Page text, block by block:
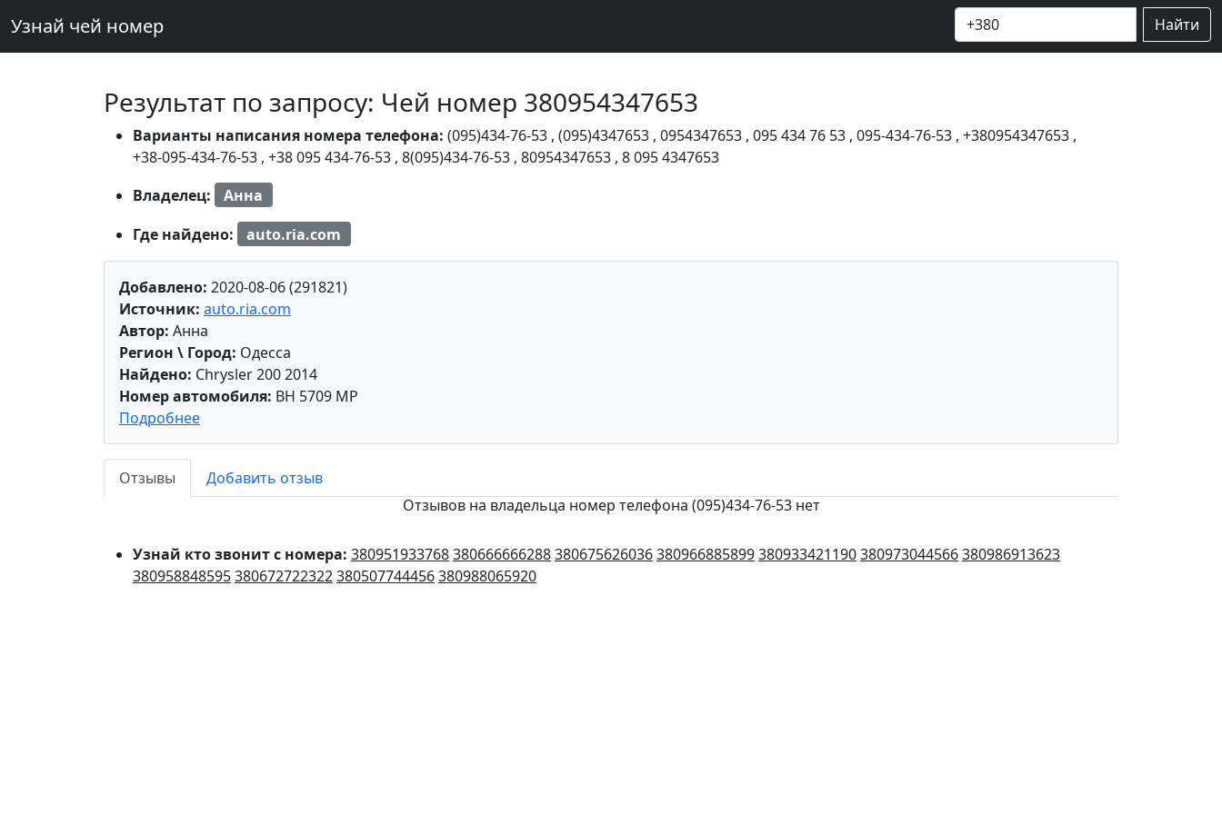
Узнай чей номер Найти
Результат по запросу: Чей номер 380954347653
Варианты написания номера телефона: (095)434-76-53 , (095)4347653 , 0954347653 , 095 434 76 53 , 095-434-76-53 , +380954347653 ,
+38-095-434-76-53 , +38 095 434-76-53 , 8(095)434-76-53 , 80954347653 , 8 095 4347653
Владелец:
Анна
Где найдено:
auto.ria.com
Добавлено: 2020-08-06 (291821)
Источник: auto.ria.com
Автор: Анна
Регион \ Город: Одесса
Найдено: Chrysler 200 2014
Номер автомобиля: BH 5709 MP
Подробнее
Отзывы
Добавить отзыв
Отзывов на владельца номер телефона (095)434-76-53 нет
Узнай кто звонит с номера: 380951933768380666666288380675626036380966885899380933421190380973044566380986913623
380958848595380672722322380507744456380988065920